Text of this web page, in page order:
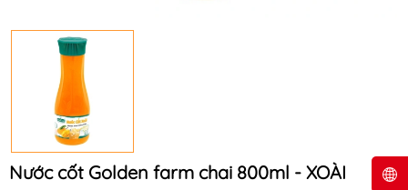
Nước cốt Golden farm chai 800ml - XOÀI